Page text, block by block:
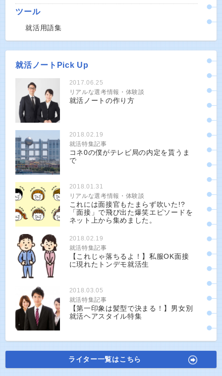
ツール
就活用語集
就活ノートPick Up
2017.06.25
リアルな選考情報・体験談
就活ノートの作り方
2018.02.19
就活特集記事
コネ0の僕がテレビ局の内定を貰うま
で
2018.01.31
リアルな選考情報・体験談
これには面接官もたまらず吹いた!?
「面接」で飛び出た爆笑エピソードを
ネット上から集めました。
2018.02.19
就活特集記事
【これじゃ落ちるよ！】私服OK面接
に現れたトンデモ就活生
2018.03.05
就活特集記事
【第一印象は髪型で決まる！】男女別
就活ヘアスタイル特集
ライター一覧はこちら